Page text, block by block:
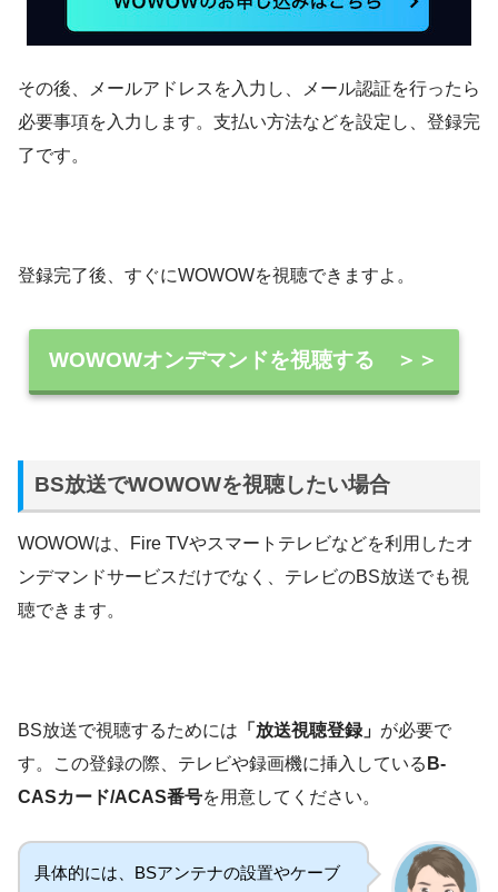
その後、メールアドレスを入力し、メール認証を行ったら
必要事項を入力します。支払い方法などを設定し、登録完
了です。
登録完了後、すぐにWOWOWを視聴できますよ。
WOWOWオンデマンドを視聴する ＞＞
BS放送でWOWOWを視聴したい場合
WOWOWは、Fire TVやスマートテレビなどを利用したオ
ンデマンドサービスだけでなく、テレビのBS放送でも視
聴できます。
BS放送で視聴するためには 「放送視聴登録」 が必要で
す。この登録の際、テレビや録画機に挿入している B-
CASカード/ACAS番号を用意してください。
具体的には、BSアンテナの設置やケーブ